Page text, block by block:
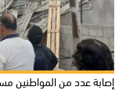
إصابة عدد من المواطنين